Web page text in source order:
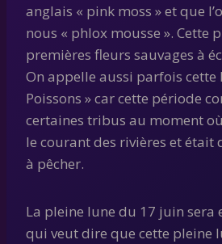
anglais « pink moss » et que
nous « phlox mousse ». Cette
premières fleurs sauvages à
On appelle aussi parfois cette
Poissons » car cette période
certaines tribus au moment
le courant des rivières et était
à pêcher.
La pleine lune du 17 juin sera
qui veut dire que cette pleine